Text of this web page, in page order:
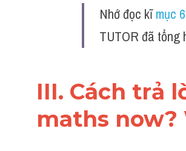
Nhớ đọc kĩ mục
TUTOR đã tổng
III. Cách trả
maths